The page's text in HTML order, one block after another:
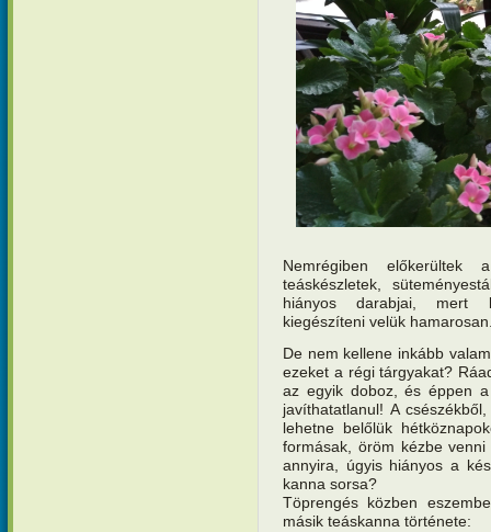
Nemrégiben előkerültek
teáskészletek,
hiányos darabjai, mert
kiegészíteni velük
De nem kellene inkább
ezeket a régi tárgyakat?
az egyik doboz, és éppen
javíthatatlanul! A
lehetne belőlük
formásak, öröm kézbe
annyira, úgyis hiányos a
kanna sorsa?
Töprengés közben
másik teáskanna története: